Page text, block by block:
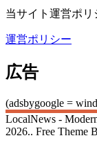
当サイト運営ポリ
運営ポリシー
広告
(adsbygoogle =
LocalNews -
2026.. Free Theme